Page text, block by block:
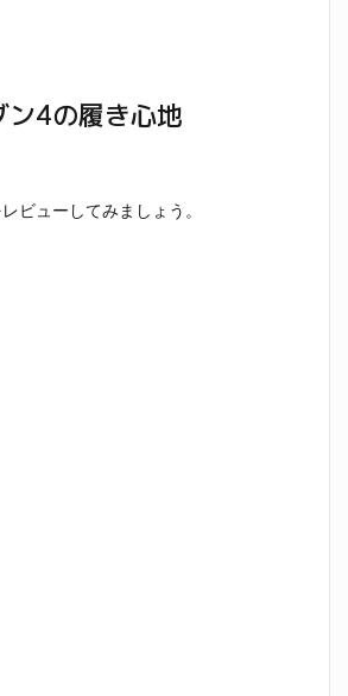
ン4の履き心地
ビューしてみましょう。